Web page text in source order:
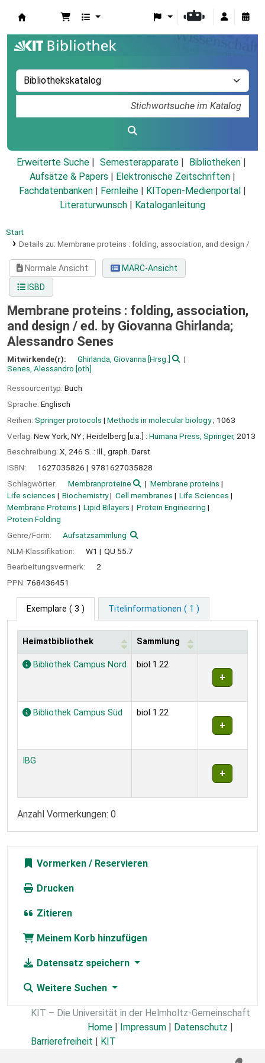
Erweiterte Suche Semesterapparate
Bibliotheken
Aufsätze & Papers
Elektronische Zeitschriften
Fachdatenbanken
Fernleihe KITopen-Medienportal
Literaturwunsch
Kataloganleitung
Start
Details zu: Membrane proteins : folding, association, and design /
Normale Ansicht
MARC-Ansicht
ISBD
Membrane proteins : folding, association,
and design / ed. by Giovanna Ghirlanda;
Alessandro Senes
Mitwirkende(r): Ghirlanda, Giovanna [Hrsg.]
Senes, Alessandro [oth]
Ressourcentyp: Buch
Sprache: Englisch
Reihen: Springer protocols | Methods in molecular biology; 1063
Verlag: New York, NY ; Heidelberg [u.a.] : Humana Press, Springer, 2013
Beschreibung: X, 246 S. : Ill., graph. Darst
ISBN:
1627035826
9781627035828
Schlagwörter:
Membranproteine
Membrane proteins
Life sciences
Biochemistry Cell membranes
Life Sciences
Membrane Proteins
Lipid Bilayers
Protein Engineering
Protein Folding
Genre/Form:
Aufsatzsammlung
NLM-Klassifikation:
W1
QU 55.7
Bearbeitungsvermerk:
2
PPN: 768436451
Exemplare ( 3 ) Titelinformationen ( 1 )
Exemplare
Heimatbibliothek Sammlung
Bibliothek Campus Nord biol 1.22
Bibliothek Campus Süd biol 1.22
IBG
Anzahl Vormerkungen: 0
Vormerken
Drucken
Zitieren
Meinem Korb hinzufügen
Datensatz speichern
Weitere Suchen
KIT – Die Universität in der Helmholtz-Gemeinschaft
Home | Impressum | Datenschutz |
Barrierefreiheit | KIT